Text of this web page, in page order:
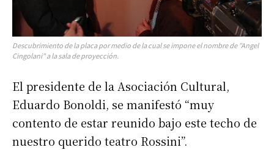
Descubrimiento de la placa por medio de la cual se impone el nombre de "Angel
Cingolani" a la sala de proyección.
El presidente de la Asociación Cultural,
Eduardo Bonoldi, se manifestó “muy
contento de estar reunido bajo este techo de
nuestro querido teatro Rossini”.